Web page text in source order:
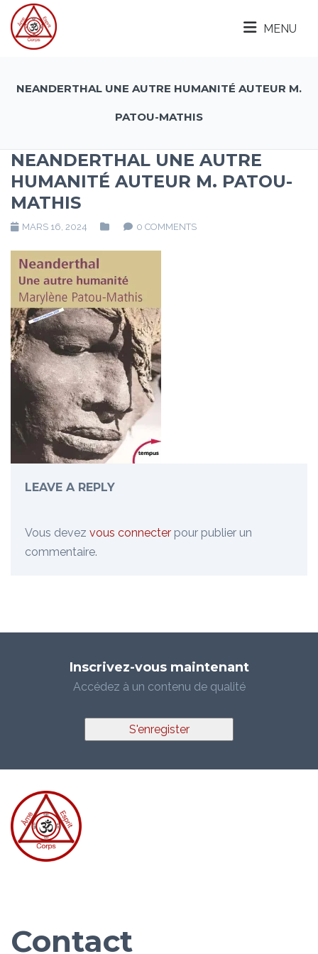
MENU
NEANDERTHAL UNE AUTRE HUMANITÉ AUTEUR M.
PATOU-MATHIS
NEANDERTHAL UNE AUTRE
HUMANITÉ AUTEUR M. PATOU-
MATHIS
MARS 16, 2024 0 COMMENTS
LEAVE A REPLY
Vous devez vous connecter pour publier un
commentaire.
Inscrivez-vous maintenant
Accédez à un contenu de qualité
S'enregister
Contact